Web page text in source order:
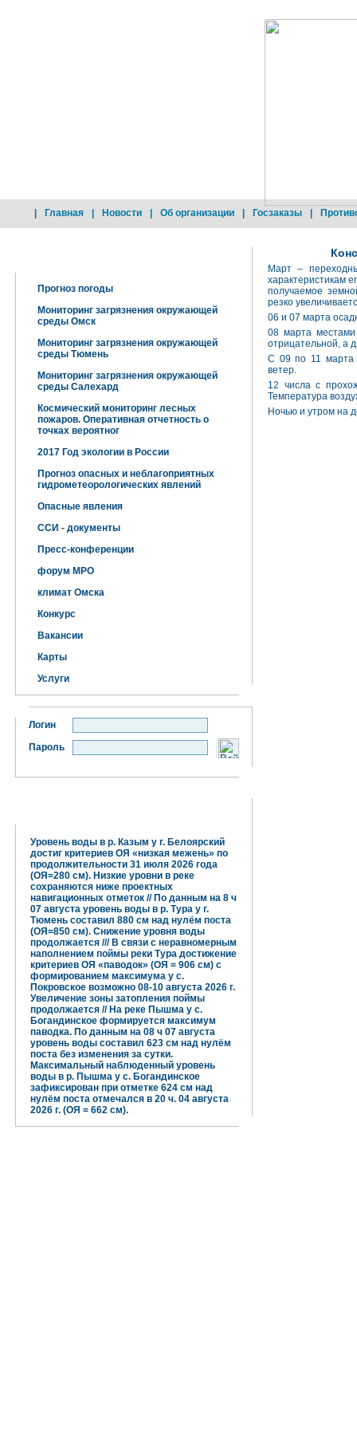
Главная Новости Об организации Госзаказы
Прогноз погоды
Мониторинг загрязнения окружающей
среды Омск
Мониторинг загрязнения окружающей
среды Тюмень
Мониторинг загрязнения окружающей
среды Салехард
Космический мониторинг лесных
пожаров. Оперативная отчетность о
точках вероятног
2017 Год экологии в России
Прогноз опасных и неблагоприятных
гидрометеорологических явлений
Опасные явления
ССИ - документы
Пресс-конференции
форум МРО
климат Омска
Конкурс
Вакансии
Карты
Услуги
Логин
Пароль
Уровень воды в р. Казым у г. Белоярский
достиг критериев ОЯ «низкая межень» по
продолжительности 31 июля 2026 года
(ОЯ=280 см). Низкие уровни в реке
сохраняются ниже проектных
навигационных отметок // По данным на 8 ч
07 августа уровень воды в р. Тура у г.
Тюмень составил 880 см над нулём поста
(ОЯ=850 см). Снижение уровня воды
продолжается /// В связи с неравномерным
наполнением поймы реки Тура достижение
критериев ОЯ «паводок» (ОЯ = 906 см) с
формированием максимума у с.
Покровское возможно 08-10 августа 2026 г.
Увеличение зоны затопления поймы
продолжается // На реке Пышма у с.
Богандинское формируется максимум
паводка. По данным на 08 ч 07 августа
уровень воды составил 623 см над нулём
поста без изменения за сутки.
Максимальный наблюденный уровень
воды в р. Пышма у с. Богандинское
зафиксирован при отметке 624 см над
нулём поста отмечался в 20 ч. 04 августа
2026 г. (ОЯ = 662 см).
Март –
характеристикам
получаемое
резко
06 и 07 марта
08 марта местами
отрицательной, а
С 09 по 11 марта
ветер.
12 числа с
Температура
Ночью и утром на